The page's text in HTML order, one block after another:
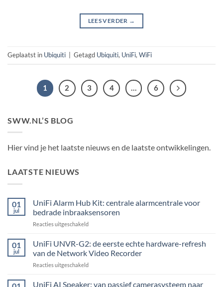
LEES VERDER →
Geplaatst in Ubiquiti Getagd Ubiquiti, UniFi,WiFi
1 2 3 4 … 6
SWW.NL’S BLOG
Hier vind je het laatste nieuws en de laatste ontwikkelingen.
LAATSTE NIEUWS
01
jul
UniFi Alarm Hub Kit: centrale alarmcentrale voor
bedrade inbraaksensoren
Reacties uitgeschakeldvoor
Alarm
Hub
Kit:
centrale
voor
01
jul
UniFi UNVR-G2: de eerste echte hardware-refresh
van de Network Video Recorder
Reacties uitgeschakeldvoor
UniFi AI Speaker: van passief camerasysteem naar